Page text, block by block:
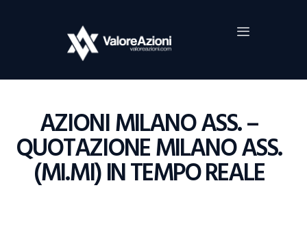
AZIONI MILANO ASS. –
QUOTAZIONE MILANO ASS.
(MI.MI) IN TEMPO REALE
Home
Investimenti
Borsa
Guide Al Trading
Criptovalute